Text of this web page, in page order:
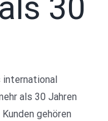
international
als 30 Jahren
gehören